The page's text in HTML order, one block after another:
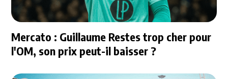
Mercato : Guillaume Restes trop cher pour
l'OM, son prix peut-il baisser ?